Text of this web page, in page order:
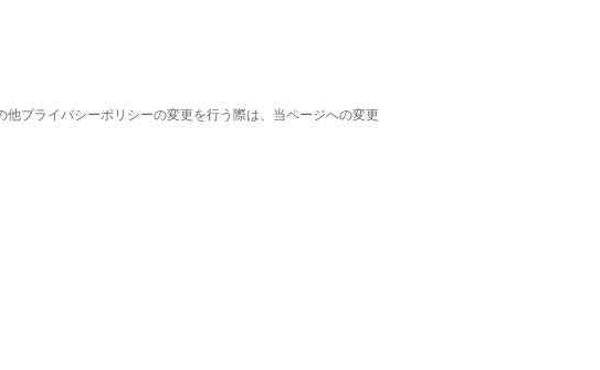
プライバシーポリシーの変更を行う際は、当ページへの変更